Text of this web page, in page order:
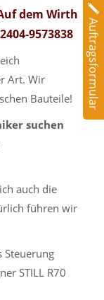
dem Wirth
9573838
Art. Wir
Bauteile!
suchen
auch die
führen wir
Steuerung
STILL R70
Auftragsformular